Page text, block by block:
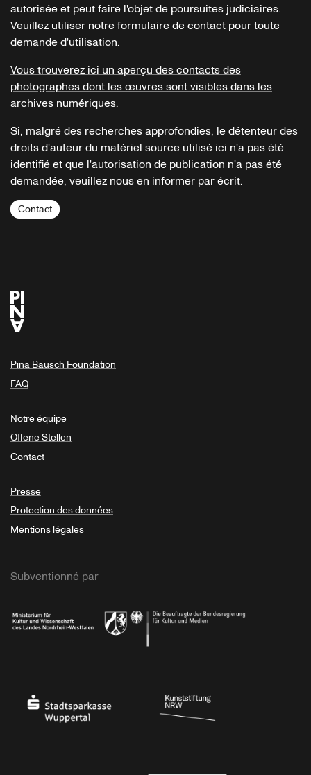
autorisée et peut faire l'objet de poursuites judiciaires.
Veuillez utiliser notre formulaire de contact pour toute
demande d'utilisation.
Vous trouverez ici un aperçu des contacts des
photographes dont les œuvres sont visibles dans les
archives numériques.
Si, malgré des recherches approfondies, le détenteur des
droits d'auteur du matériel source utilisé ici n'a pas été
identifié et que l'autorisation de publication n'a pas été
demandée, veuillez nous en informer par écrit.
Contact
Pina Bausch Foundation
FAQ
Notre équipe
Offene Stellen
Contact
Presse
Protection des données
Mentions légales
Subventionné par